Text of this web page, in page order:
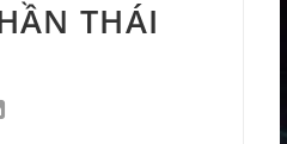
THÁI